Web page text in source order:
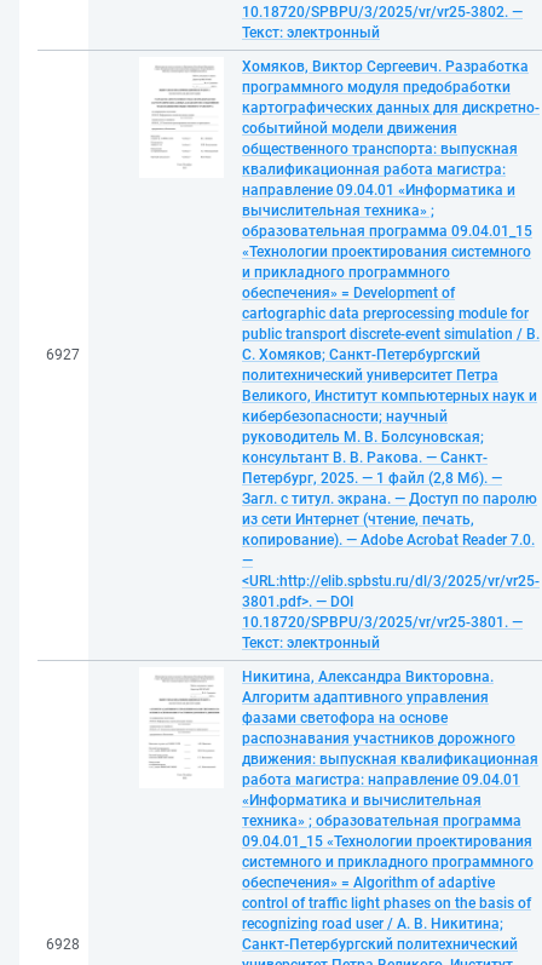
10.18720/SPBPU/3/2025/vr/vr25-3802. —
Текст: электронный
6927
Хомяков, Виктор Сергеевич. Разработка
программного модуля предобработки
картографических данных для дискретно-
событийной модели движения
общественного транспорта: выпускная
квалификационная работа магистра:
направление 09.04.01 «Информатика и
вычислительная техника» ;
образовательная программа 09.04.01_15
«Технологии проектирования системного
и прикладного программного
обеспечения» = Development of
cartographic data preprocessing module for
public transport discrete-event simulation / В.
С. Хомяков; Санкт-Петербургский
политехнический университет Петра
Великого, Институт компьютерных наук и
кибербезопасности; научный
руководитель М. В. Болсуновская;
консультант В. В. Ракова. — Санкт-
Петербург, 2025. — 1 файл (2,8 Мб). —
Загл. с титул. экрана. — Доступ по паролю
из сети Интернет (чтение, печать,
копирование). — Adobe Acrobat Reader 7.0.
—
<URL:http://elib.spbstu.ru/dl/3/2025/vr/vr25-
3801.pdf>. — DOI
10.18720/SPBPU/3/2025/vr/vr25-3801. —
Текст: электронный
6928
Никитина, Александра Викторовна.
Алгоритм адаптивного управления
фазами светофора на основе
распознавания участников дорожного
движения: выпускная квалификационная
работа магистра: направление 09.04.01
«Информатика и вычислительная
техника» ; образовательная программа
09.04.01_15 «Технологии проектирования
системного и прикладного программного
обеспечения» = Algorithm of adaptive
control of traffic light phases on the basis of
recognizing road user / А. В. Никитина;
Санкт-Петербургский политехнический